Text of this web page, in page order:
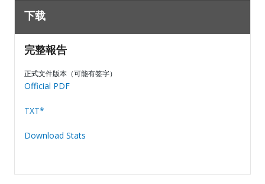
下载
完整報告
正式文件版本（可能有签字）
Official PDF
TXT*
Download Stats